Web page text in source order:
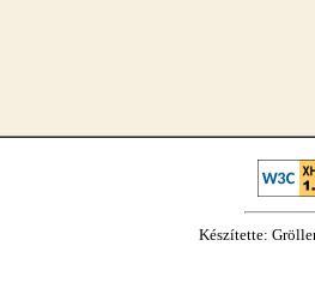
Készítette: